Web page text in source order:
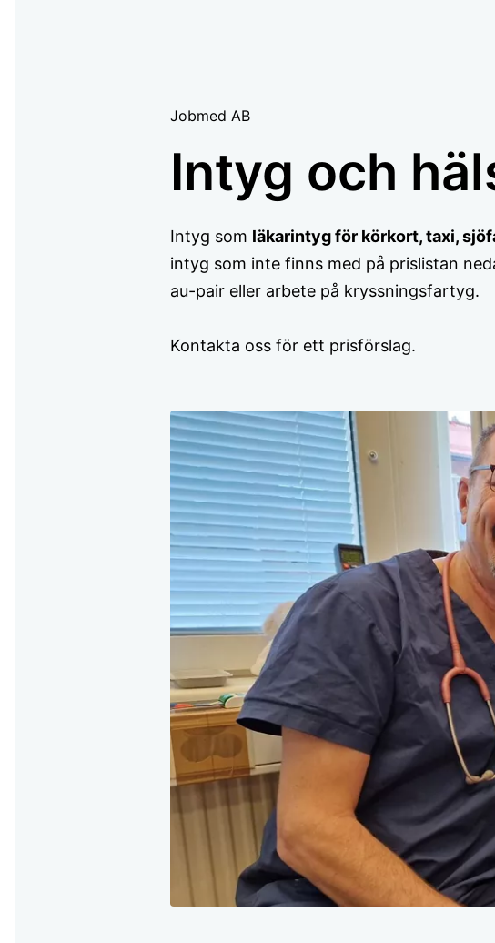
Jobmed AB
Intyg och
Intyg som läkarintyg för körkort, taxi,
intyg som inte finns med på prislistan
au-pair eller arbete på kryssningsfartyg.
Kontakta oss för ett prisförslag.